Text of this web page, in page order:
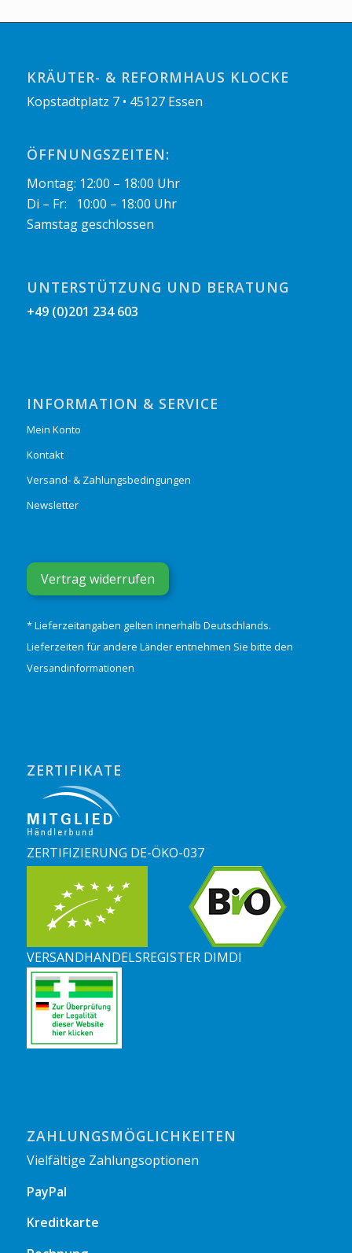
KRÄUTER- & REFORMHAUS KLOCKE
Kopstadtplatz 7 • 45127 Essen
ÖFFNUNGSZEITEN:
Montag: 12:00 – 18:00 Uhr
Di – Fr: 10:00 – 18:00 Uhr
Samstag geschlossen
UNTERSTÜTZUNG UND BERATUNG
+49 (0)201 234 603
INFORMATION & SERVICE
Mein Konto
Kontakt
Versand- & Zahlungsbedingungen
Newsletter
Vertrag widerrufen
* Lieferzeitangaben gelten innerhalb Deutschlands.
Lieferzeiten für andere Länder entnehmen Sie bitte den
Versandinformationen
ZERTIFIKATE
ZERTIFIZIERUNG DE-ÖKO-037
VERSANDHANDELSREGISTER DIMDI
ZAHLUNGSMÖGLICHKEITEN
Vielfältige Zahlungsoptionen
PayPal
Kreditkarte